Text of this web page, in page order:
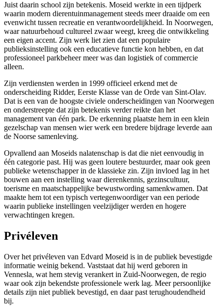
Juist daarin school zijn betekenis. Moseid werkte in een tijdperk
waarin modern dierentuinmanagement steeds meer draaide om een
evenwicht tussen recreatie en verantwoordelijkheid. In Noorwegen,
waar natuurbehoud cultureel zwaar weegt, kreeg die ontwikkeling
een eigen accent. Zijn werk liet zien dat een populaire
publieksinstelling ook een educatieve functie kon hebben, en dat
professioneel parkbeheer meer was dan logistiek of commercie
alleen.
Zijn verdiensten werden in 1999 officieel erkend met de
onderscheiding Ridder, Eerste Klasse van de Orde van Sint-Olav.
Dat is een van de hoogste civiele onderscheidingen van Noorwegen
en onderstreepte dat zijn betekenis verder reikte dan het
management van één park. De erkenning plaatste hem in een klein
gezelschap van mensen wier werk een bredere bijdrage leverde aan
de Noorse samenleving.
Opvallend aan Moseids nalatenschap is dat die niet eenvoudig in
één categorie past. Hij was geen loutere bestuurder, maar ook geen
publieke wetenschapper in de klassieke zin. Zijn invloed lag in het
bouwen aan een instelling waar dierenkennis, gezinscultuur,
toerisme en maatschappelijke bewustwording samenkwamen. Dat
maakte hem tot een typisch vertegenwoordiger van een periode
waarin publieke instellingen veelzijdiger werden en hogere
verwachtingen kregen.
Privéleven
Over het privéleven van Edvard Moseid is in de publiek bevestigde
informatie weinig bekend. Vaststaat dat hij werd geboren in
Vennesla, wat hem stevig verankert in Zuid-Noorwegen, de regio
waar ook zijn bekendste professionele werk lag. Meer persoonlijke
details zijn niet publiek bevestigd, en daar past terughoudendheid
bij.